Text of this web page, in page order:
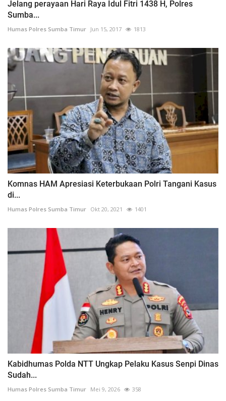
Jelang perayaan Hari Raya Idul Fitri 1438 H, Polres
Sumba...
Humas Polres Sumba Timur Jun 15, 2017 1813
Komnas HAM Apresiasi Keterbukaan Polri Tangani Kasus
di...
Humas Polres Sumba Timur Okt 20, 2021 1401
Kabidhumas Polda NTT Ungkap Pelaku Kasus Senpi Dinas
Sudah...
Humas Polres Sumba Timur Mei 9, 2026 358